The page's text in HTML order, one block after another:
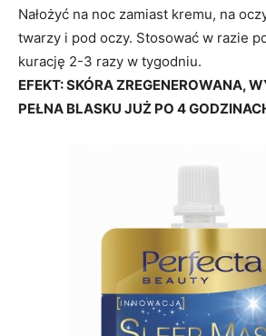
Nałożyć na noc zamiast kremu, na
twarzy i pod oczy. Stosować w razie
kurację 2-3 razy w tygodniu.
EFEKT: SKÓRA ZREGENEROWANA,
PEŁNA BLASKU JUŻ PO 4